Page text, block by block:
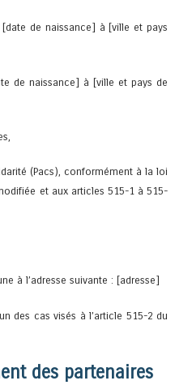
de naissance] à [ville et pays
de naissance] à [ville et pays de
(Pacs), conformément à la loi
et aux articles 515-1 à 515-
à l’adresse suivante : [adresse]
des cas visés à l’article 515-2 du
des partenaires